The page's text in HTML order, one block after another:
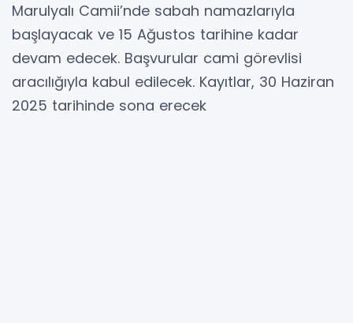
Marulyalı Camii’nde sabah namazlarıyla
başlayacak ve 15 Ağustos tarihine kadar
devam edecek. Başvurular cami görevlisi
aracılığıyla kabul edilecek. Kayıtlar, 30 Haziran
2025 tarihinde sona erecek